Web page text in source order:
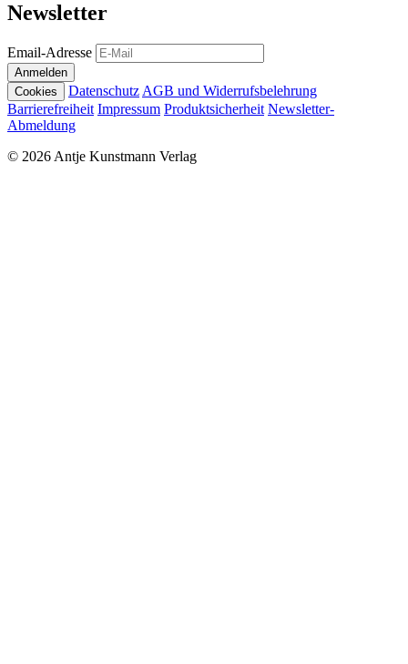
Newsletter
Email-Adresse
Anmelden
Cookies
Datenschutz AGB und Widerrufsbelehrung
Barrierefreiheit Impressum Produktsicherheit Newsletter-
Abmeldung
© 2026 Antje Kunstmann Verlag